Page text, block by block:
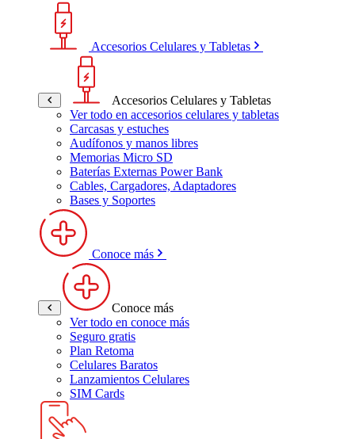
Accesorios Celulares y Tabletas
Accesorios Celulares y Tabletas
Ver todo en accesorios celulares y tabletas
Carcasas y estuches
Audífonos y manos libres
Memorias Micro SD
Baterías Externas Power Bank
Cables, Cargadores, Adaptadores
Bases y Soportes
Conoce más
Conoce más
Ver todo en conoce más
Seguro gratis
Plan Retoma
Celulares Baratos
Lanzamientos Celulares
SIM Cards